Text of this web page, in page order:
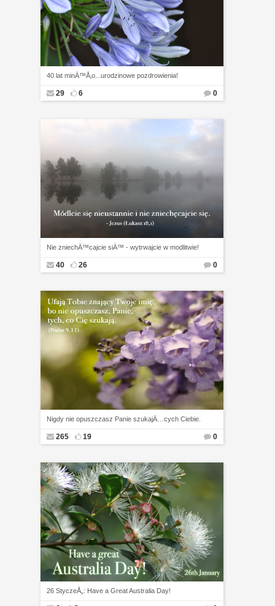
40 lat minÄ™Å‚o...urodzinowe pozdrowienia!
29 6 0
Nie zniechÄ™cajcie siÄ™ - wytrwajcie w modlitwie!
40 26 0
Nigdy nie opuszczasz Panie szukajÄ…cych Ciebie.
265 19 0
26 StyczeÅ„: Have a Great Australia Day!